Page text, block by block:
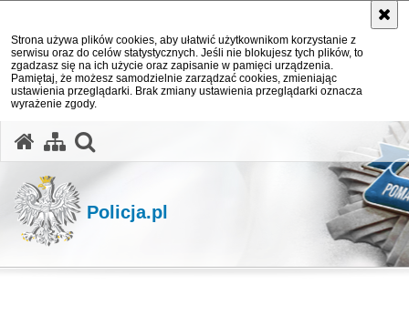
Strona używa plików cookies, aby ułatwić użytkownikom korzystanie z
serwisu oraz do celów statystycznych. Jeśli nie blokujesz tych plików, to
zgadzasz się na ich użycie oraz zapisanie w pamięci urządzenia.
Pamiętaj, że możesz samodzielnie zarządzać cookies, zmieniając
ustawienia przeglądarki. Brak zmiany ustawienia przeglądarki oznacza
wyrażenie zgody.
Policja.pl